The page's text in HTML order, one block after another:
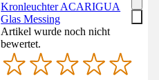
Kronleuchter ACARIGUA
Glas Messing
Artikel wurde noch nicht
bewertet.